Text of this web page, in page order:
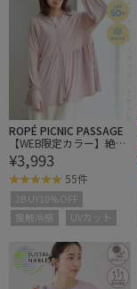
ROPÉ PICNIC PASSAGE
【WEB限定カラー】絶対
焼けたくないUVパーカ
ー/UVカット・接触冷感
¥3,993
55件
2BUY10%OFF
接触冷感
UVカット